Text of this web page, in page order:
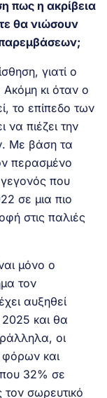
πως η ακρίβεια
θα νιώσουν
γιατί ο
κι όταν ο
το επίπεδο των
να πιέζει την
Με βάση τα
περασμένο
που
σε μια πιο
στις παλιές
μόνο ο
τον
αυξηθεί
και θα
οι
φόρων και
32% σε
σωρευτικό